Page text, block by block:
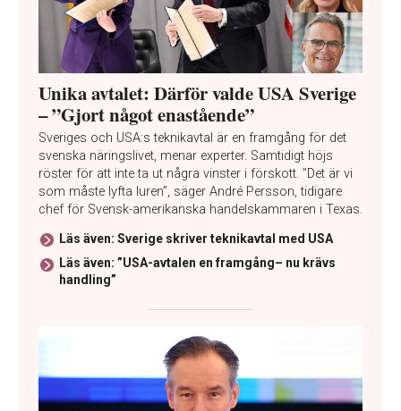
Unika avtalet: Därför valde USA Sverige
– ”Gjort något enastående”
Sveriges och USA:s teknikavtal är en framgång för det
svenska näringslivet, menar experter. Samtidigt höjs
röster för att inte ta ut några vinster i förskott. ”Det är vi
som måste lyfta luren”, säger André Persson, tidigare
chef för Svensk-amerikanska handelskammaren i Texas.
Läs även: Sverige skriver teknikavtal med USA
Läs även: ”USA-avtalen en framgång– nu krävs
handling”